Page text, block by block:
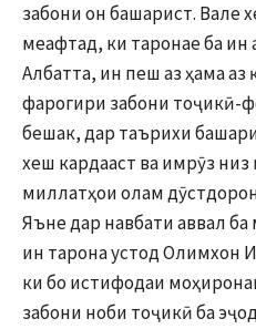
забони он башарист. Вале
меафтад, ки таронае ба ин
Албатта, ин пеш аз ҳама аз
фарогири забони тоҷикӣ-
бешак, дар таърихи
хеш кардааст ва имрӯз
миллатҳои олам
Яъне дар навбати аввал
ин тарона устод Олимхон
ки бо истифодаи
забони ноби тоҷикӣ ба